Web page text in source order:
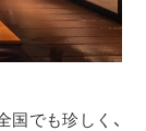
国でも珍しく、